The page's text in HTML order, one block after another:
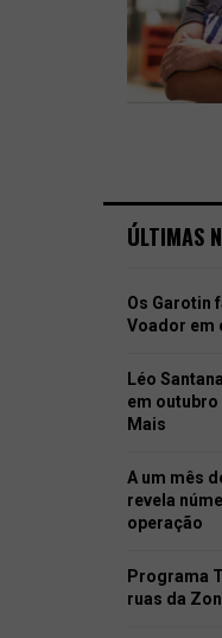
ÚLTIMAS
Os Garotin
Voador em
Léo
em
Mais
A um mês
revela
operação
Programa
ruas da